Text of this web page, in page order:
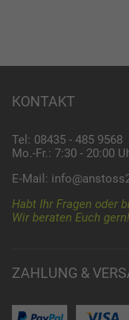
KONTAKT
Tel: 08435 - 485 9568
Mo.-Fr.: 7:30 - 20:00
E-Mail:
Habt Ihr Fragen oder
Wir beraten Euch gern!
ZAHLUNG &